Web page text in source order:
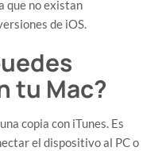
que no existan
de iOS.
tu Mac?
copia con iTunes. Es
el dispositivo al PC o